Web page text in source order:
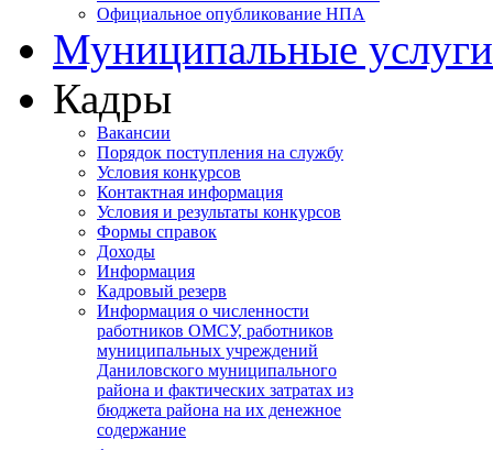
Официальное опубликование НПА
Муниципальные услуги
Кадры
Вакансии
Порядок поступления на службу
Условия конкурсов
Контактная информация
Условия и результаты конкурсов
Формы справок
Доходы
Информация
Кадровый резерв
Информация о численности
работников ОМСУ, работников
муниципальных учреждений
Даниловского муниципального
района и фактических затратах из
бюджета района на их денежное
содержание